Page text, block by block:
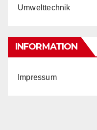
Umwelttechnik
INFORMATION
Impressum